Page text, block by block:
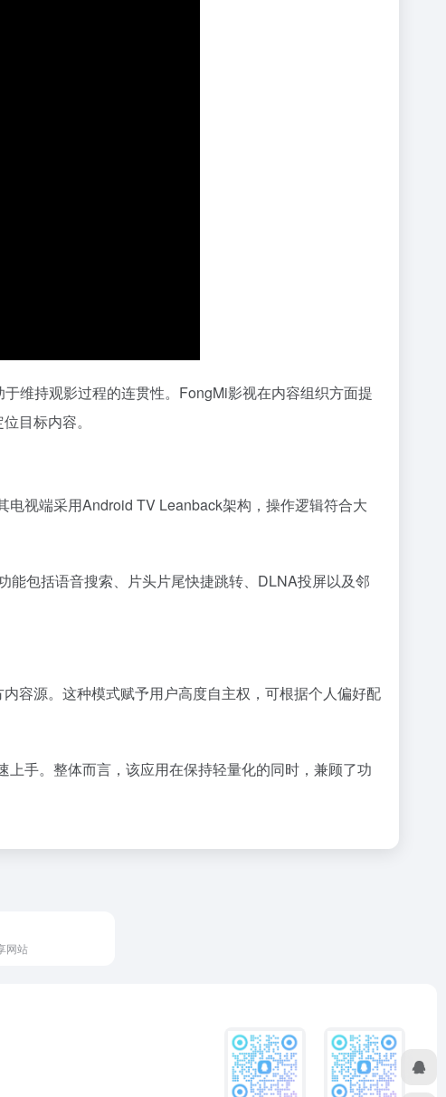
维持观影过程的连贯性。FongMi影视在内容组织方面提
目标内容。
视端采用Android TV Leanback架构，操作逻辑符合大
能包括语音搜索、片头片尾快捷跳转、DLNA投屏以及邻
容源。这种模式赋予用户高度自主权，可根据个人偏好配
手。整体而言，该应用在保持轻量化的同时，兼顾了功
网站